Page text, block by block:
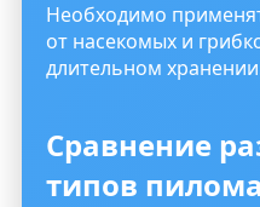
Необходимо
от насекомых и
длительном
Сравнение
типов